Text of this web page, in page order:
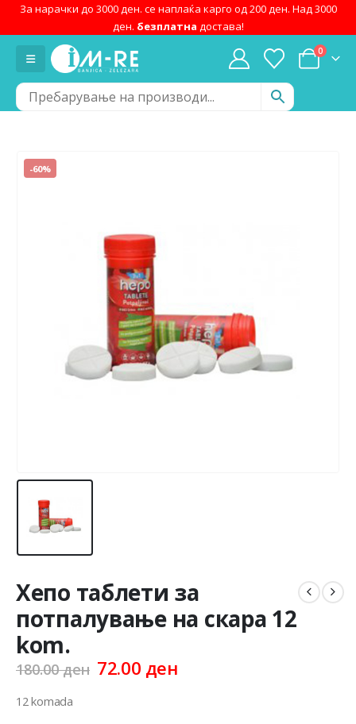
За нарачки до 3000 ден. се наплаќа карго од 200 ден. Над 3000
ден. безплатна достава!
0
-60%
Хепо таблети за
потпалување на скара 12
kom.
180.00ден Original
72.00 денCurrent
12 komada